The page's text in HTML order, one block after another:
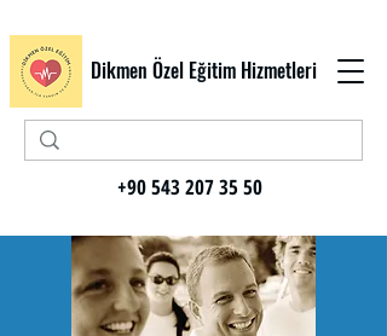
Dikmen Özel Eğitim Hizmetleri
+90 543 207 35 50